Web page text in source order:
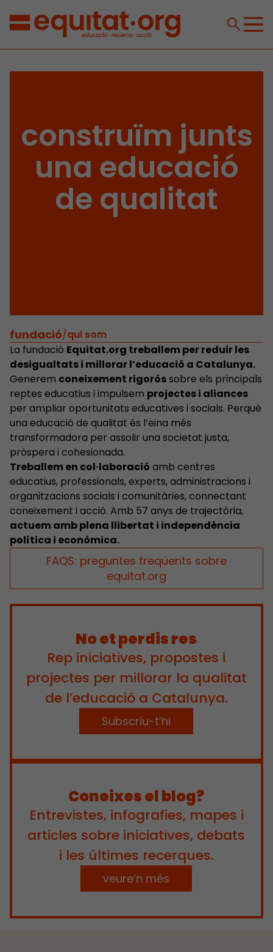
construïm junts
una educació
de qualitat
fundació/qui som
La fundació Equitat.org treballem per reduir les
desigualtats i millorar l’educació a Catalunya.
Generem coneixement rigoróssobre els principals
reptes educatius i impulsem projectes i aliances
per ampliar oportunitats educatives i socials. Perquè
una educació de qualitat és l’eina més
transformadora per assolir una societat justa,
pròspera i cohesionada.
Treballem en col·laboració amb centres
educatius, professionals, experts, administracions i
organitzacions socials i comunitàries, connectant
coneixement i acció. Amb 57 anys de trajectòria,
actuem amb plena llibertat i independència
política i econòmica.
FAQS: preguntes freqüents sobre
equitat.org
No et perdis res
Rep iniciatives, propostes i
projectes per millorar la qualitat
de l’educació a Catalunya.
Subscriu-t’hi
Coneixes el blog?
Entrevistes, infografies, mapes i
articles sobre iniciatives, debats
i les últimes recerques.
veure’n més